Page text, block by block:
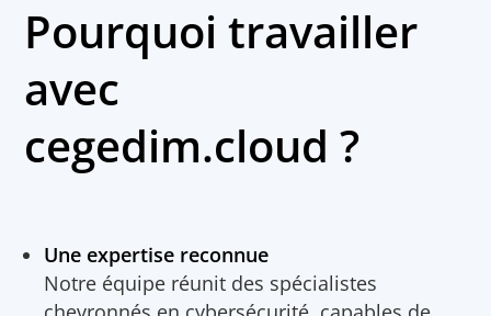
Pourquoi travailler
avec
cegedim.cloud ?
Une expertise reconnue
Notre équipe réunit des spécialistes